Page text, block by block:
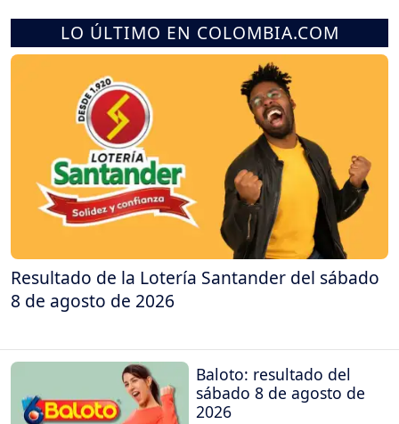
LO ÚLTIMO EN COLOMBIA.COM
Resultado de la Lotería Santander del sábado
8 de agosto de 2026
Baloto: resultado del
sábado 8 de agosto de
2026